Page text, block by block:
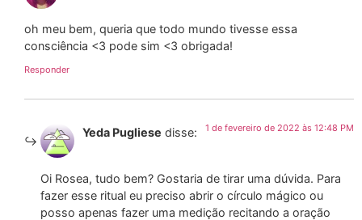
oh meu bem, queria que todo mundo tivesse essa
consciência <3 pode sim <3 obrigada!
Responder
Yeda Pugliese disse: 1 de fevereiro de 2022 às 12:48 PM
Oi Rosea, tudo bem? Gostaria de tirar uma dúvida. Para
fazer esse ritual eu preciso abrir o círculo mágico ou
posso apenas fazer uma medição recitando a oração